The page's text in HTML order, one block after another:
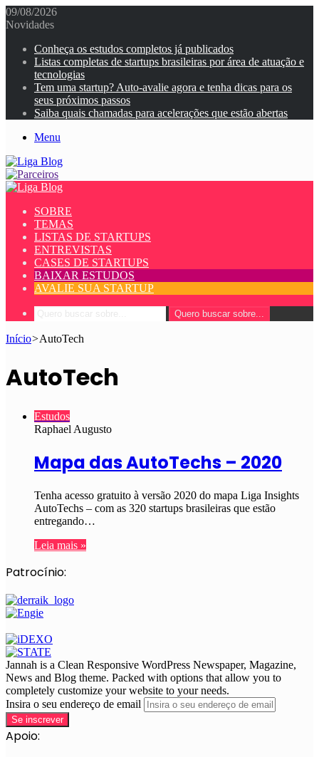
09/08/2026
Novidades
Conheça os estudos completos já publicados
Listas completas de startups brasileiras por área de atuação e
tecnologias
Tem uma startup? Auto-avalie agora e tenha dicas para os
seus próximos passos
Saiba quais chamadas para acelerações que estão abertas
Menu
SOBRE
TEMAS
LISTAS DE STARTUPS
ENTREVISTAS
CASES DE STARTUPS
BAIXAR ESTUDOS
AVALIE SUA STARTUP
Quero buscar sobre...
Início>AutoTech
AutoTech
Estudos
Raphael Augusto
Mapa das AutoTechs – 2020
Tenha acesso gratuito à versão 2020 do mapa Liga Insights
AutoTechs – com as 320 startups brasileiras que estão
entregando…
Leia mais »
Patrocínio:
Jannah is a Clean Responsive WordPress Newspaper, Magazine,
News and Blog theme. Packed with options that allow you to
completely customize your website to your needs.
Insira o seu endereço de email
Apoio: